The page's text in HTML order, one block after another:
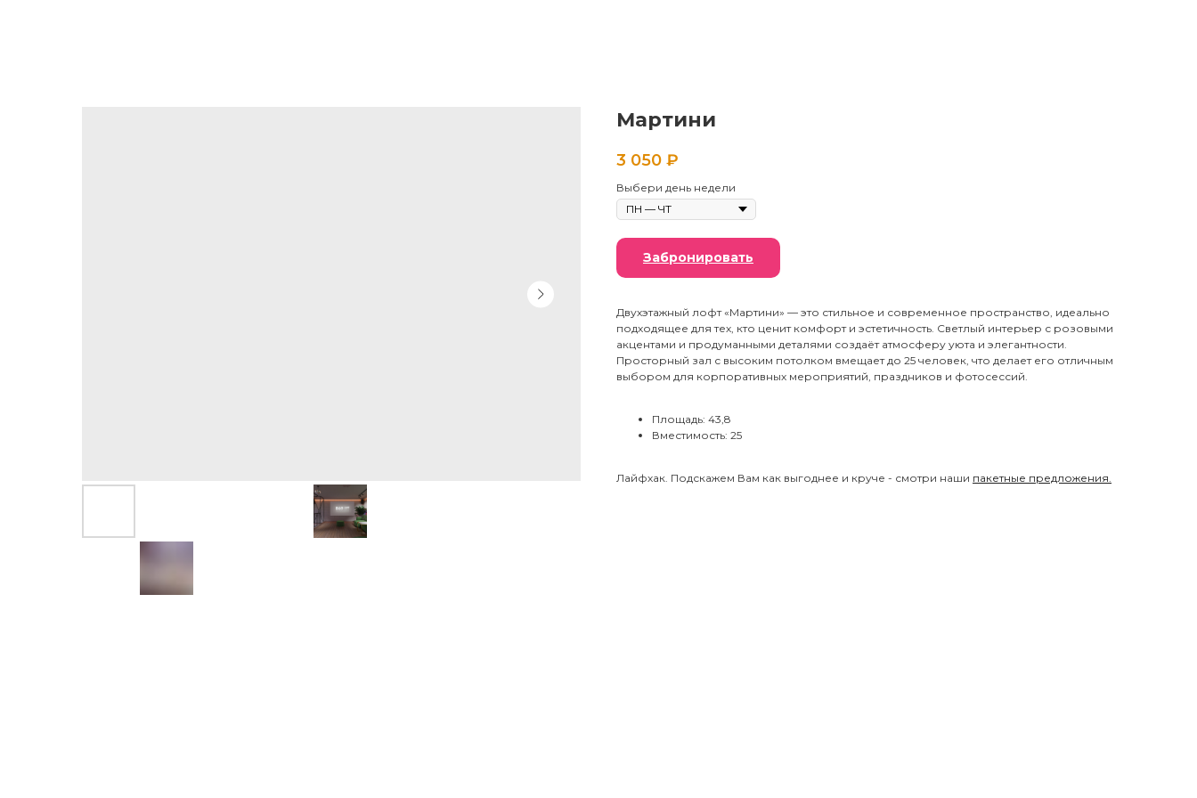
Мартини
3 050 ₽
Выбери день недели
Забронировать
Двухэтажный лофт «Мартини» — это стильное и современное пространство, идеально
подходящее для тех, кто ценит комфорт и эстетичность. Светлый интерьер с розовыми
акцентами и продуманными деталями создаёт атмосферу уюта и элегантности.
Просторный зал с высоким потолком вмещает до 25 человек, что делает его отличным
выбором для корпоративных мероприятий, праздников и фотосессий.
Площадь: 43,8
Вместимость: 25
Лайфхак. Подскажем Вам как выгоднее и круче - смотри наши пакетные предложения.